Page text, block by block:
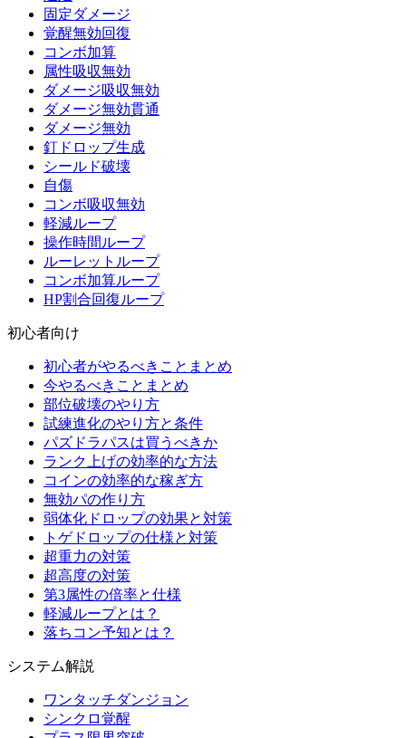
固定ダメージ
覚醒無効回復
コンボ加算
属性吸収無効
ダメージ吸収無効
ダメージ無効貫通
ダメージ無効
釘ドロップ生成
シールド破壊
自傷
コンボ吸収無効
軽減ループ
操作時間ループ
ルーレットループ
コンボ加算ループ
HP割合回復ループ
初心者向け
初心者がやるべきことまとめ
今やるべきことまとめ
部位破壊のやり方
試練進化のやり方と条件
パズドラパスは買うべきか
ランク上げの効率的な方法
コインの効率的な稼ぎ方
無効パの作り方
弱体化ドロップの効果と対策
トゲドロップの仕様と対策
超重力の対策
超高度の対策
第3属性の倍率と仕様
軽減ループとは？
落ちコン予知とは？
システム解説
ワンタッチダンジョン
シンクロ覚醒